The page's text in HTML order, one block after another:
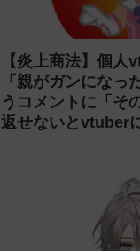
【炎上商法】個
「親がガンになっ
うコメントに「そ
返せないとvtuber